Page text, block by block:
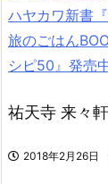
ハヤカワ新書
旅のごはん
シピ50』発売
祐天寺 来々軒
2018年2月26日